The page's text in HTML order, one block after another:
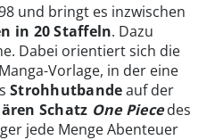
und bringt es inzwischen
in 20 Staffeln. Dazu
Dabei orientiert sich die
Vorlage, in der eine
Strohhutbandeauf der
Schatz One Piece des
jede Menge Abenteuer